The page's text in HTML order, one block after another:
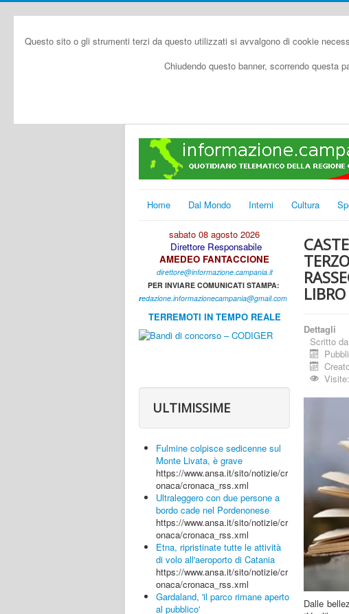
Questo sito o gli strumenti terzi da questo utilizzati si avvalgono di cookie
Chiudendo questo banner, scorrendo questa
Home Dal Mondo Interni Cultura
sabato 08 agosto 2026
Direttore Responsabile
AMEDEO FANTACCIONE
direttore@informazione.campania.it
PER INVIARE COMUNICATI STAMPA:
redazione.informazionecampania@gmail.com
TERREMOTI IN TEMPO REALE
ULTIMISSIME
Fulmine colpisce sedicenne sul
Monte Livata, è grave
https://www.ansa.it/sito/notizie/cr
onaca/cronaca_rss.xml
Ultraleggero con due persone a
bordo cade nel Pordenonese
https://www.ansa.it/sito/notizie/cr
onaca/cronaca_rss.xml
Etna, ripristinate tutte le attività
di volo all'aeroporto di Catania
https://www.ansa.it/sito/notizie/cr
onaca/cronaca_rss.xml
Gardaland, 'il parco rimane aperto
al pubblico'
Dettagli
Scritto da
Dalle